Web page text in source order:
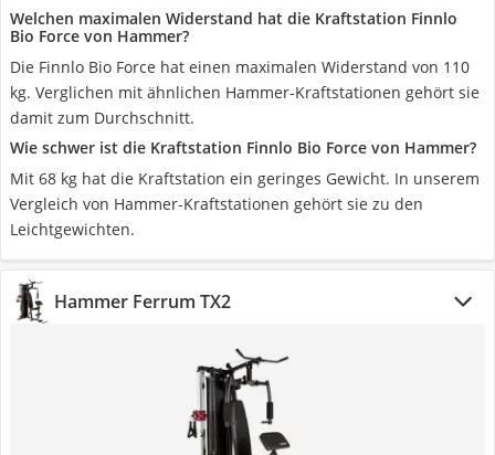
Welchen maximalen Widerstand hat die Kraftstation Finnlo
Bio Force von Hammer?
Die Finnlo Bio Force hat einen maximalen Widerstand von 110
kg. Verglichen mit ähnlichen Hammer-Kraftstationen gehört sie
damit zum Durchschnitt.
Wie schwer ist die Kraftstation Finnlo Bio Force von Hammer?
Mit 68 kg hat die Kraftstation ein geringes Gewicht. In unserem
Vergleich von Hammer-Kraftstationen gehört sie zu den
Leichtgewichten.
Hammer Ferrum TX2